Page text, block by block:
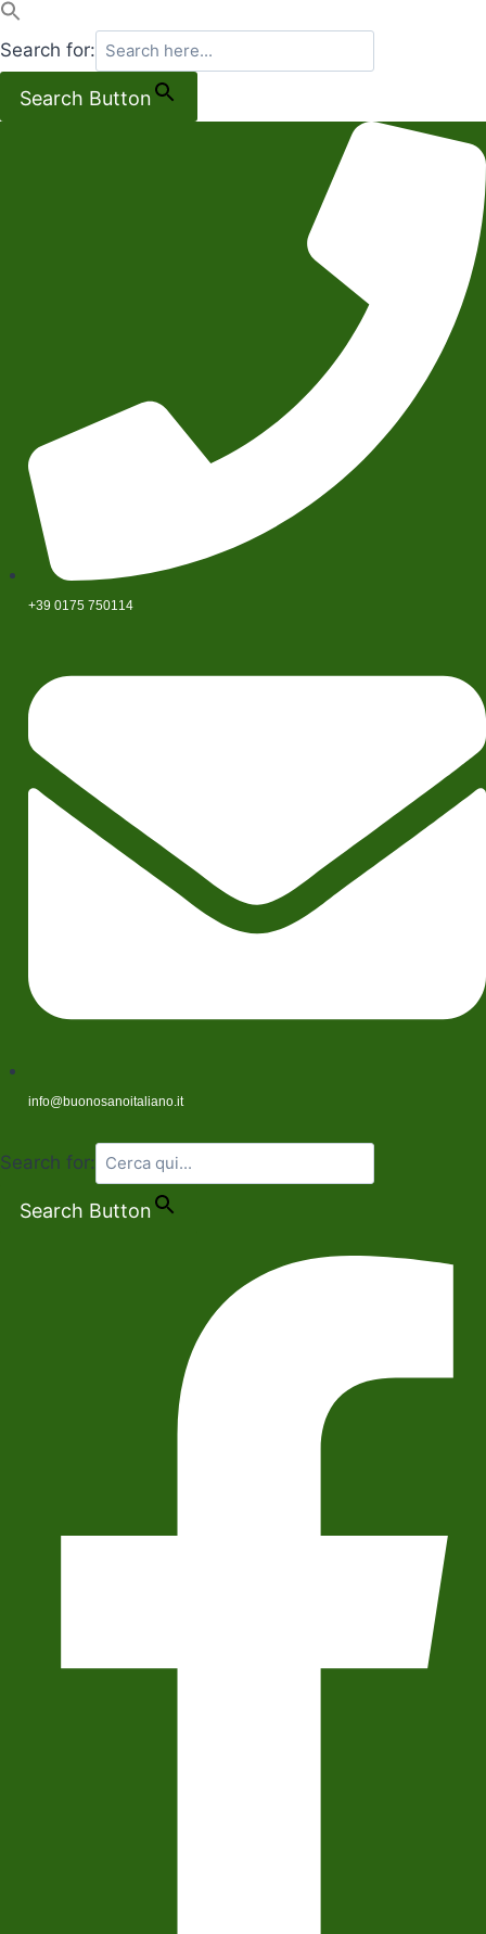
Search for:
Search Button
+39 0175 750114
info@buonosanoitaliano.it
Search for:
Search Button